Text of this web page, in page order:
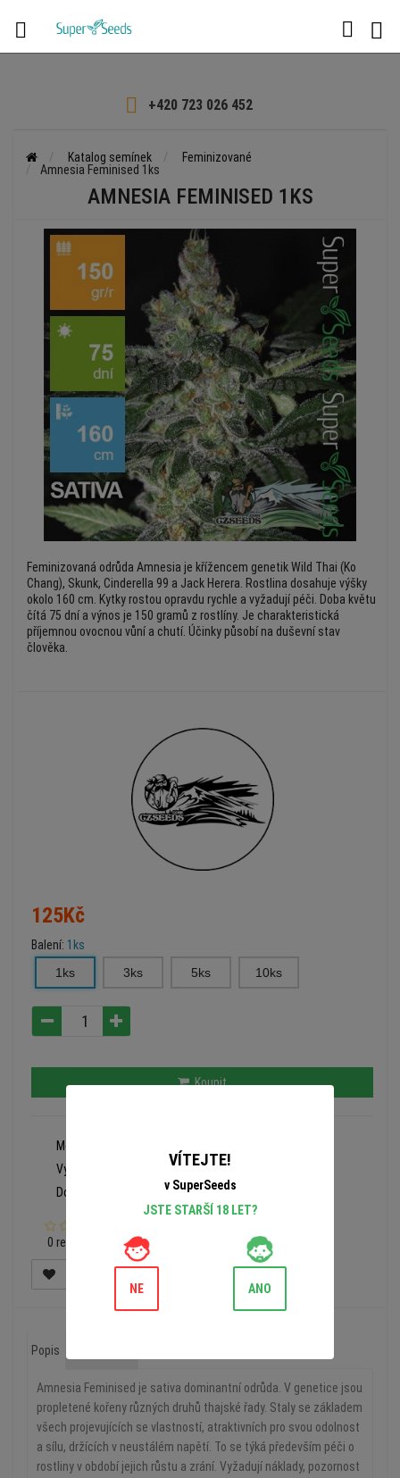
 +420 723 026 452
Katalog semínek
Feminizované
Amnesia Feminised 1ks
AMNESIA FEMINISED 1KS
Feminizovaná odrůda Amnesia je křížencem genetik Wild Thai (Ko
Chang), Skunk, Cinderella 99 a Jack Herera. Rostlina dosahuje výšky
okolo 160 cm. Kytky rostou opravdu rychle a vyžadují péči. Doba květu
čítá 75 dní a výnos je 150 gramů z rostlíny. Je charakteristická
příjemnou ovocnou vůní a chutí. Účinky působí na duševní stav
člověka.
125Kč
Balení: 1ks
1ks
3ks 5ks 10ks
Koupit
Model:
Výrobce:
Dostupnost:
0 recenzí
Popis
Amnesia Feminised je sativa dominantní odrůda. V genetice jsou
propletené kořeny různých druhů thajské řady. Staly se základem
všech projevujících se vlastností, atraktivních pro svou odolnost
a sílu, držících v neustálém napětí. To se týká především péči o
rostliny v období jejich růstu a zrání. Vyžadují náklady, pozornost
VÍTEJTE!
v SuperSeeds
JSTE STARŠÍ 18 LET?
NE ANO